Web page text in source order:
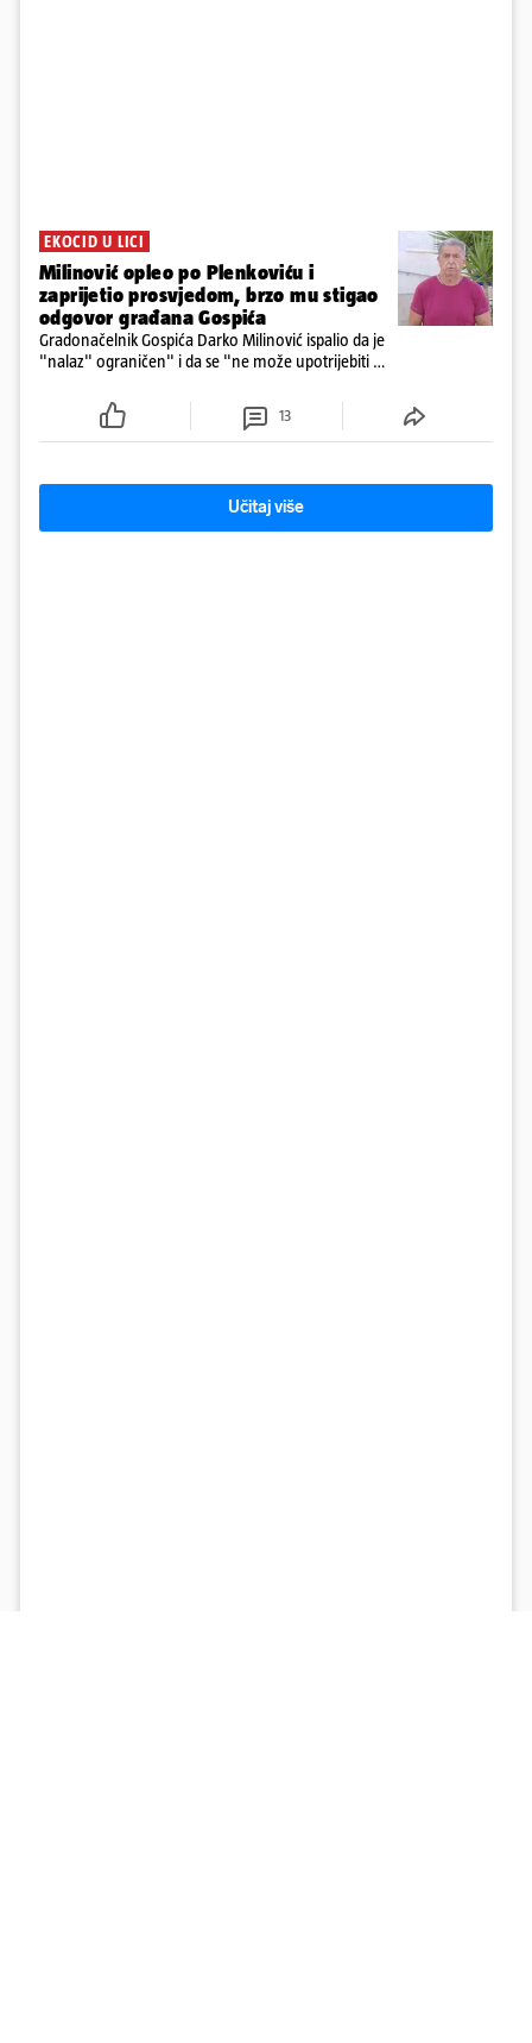
EKOCID U LICI
Milinović opleo po Plenkoviću i
zaprijetio prosvjedom, brzo mu stigao
odgovor građana Gospića
Gradonačelnik Gospića Darko Milinović ispalio da je
"nalaz" ograničen" i da se "ne može upotrijebiti za
ga je naručio Uskok i da je dio spisa
13
Učitaj više